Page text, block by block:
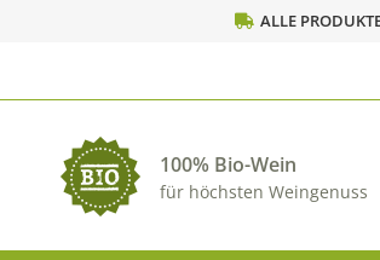
ALLE
100% Bio-Wein
für höchsten Weingenuss